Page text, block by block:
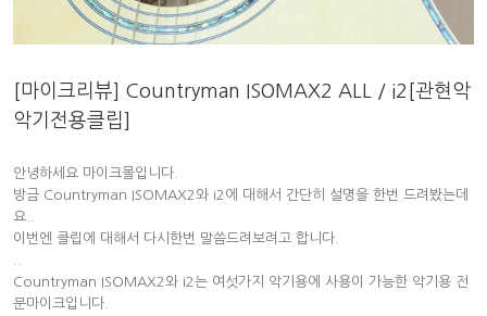
[마이크리뷰] Countryman ISOMAX2 ALL / i2[관현악
악기전용클립]
안녕하세요 마이크몰입니다.
방금 Countryman ISOMAX2와 i2에 대해서 간단히 설명을 한번 드려봤는데
요..
이번엔 클립에 대해서 다시한번 말씀드려보려고 합니다.
Countryman ISOMAX2와 i2는 여섯가지 악기용에 사용이 가능한 악기용 전
문마이크입니다.